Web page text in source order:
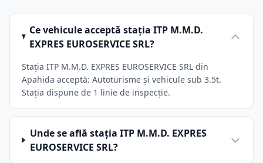
Ce vehicule acceptă stația ITP M.M.D.
EXPRES EUROSERVICE SRL?
Stația ITP M.M.D. EXPRES EUROSERVICE SRL din
Apahida acceptă: Autoturisme și vehicule sub 3.5t.
Stația dispune de 1 linie de inspecție.
Unde se află stația ITP M.M.D. EXPRES
EUROSERVICE SRL?